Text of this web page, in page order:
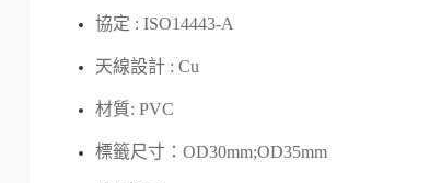
協定 : ISO14443-A
天線設計 : Cu
材質: PVC
標籤尺寸：OD30mm;OD35mm